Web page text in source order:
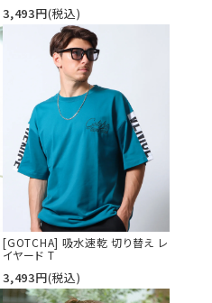
3,493円(税込)
[GOTCHA] 吸水速乾 切り替え レ
イヤード T
3,493円(税込)